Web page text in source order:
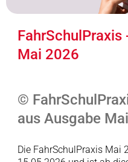
Mai 2026
©
aus Ausgabe
Die FahrSchulPraxis Mai